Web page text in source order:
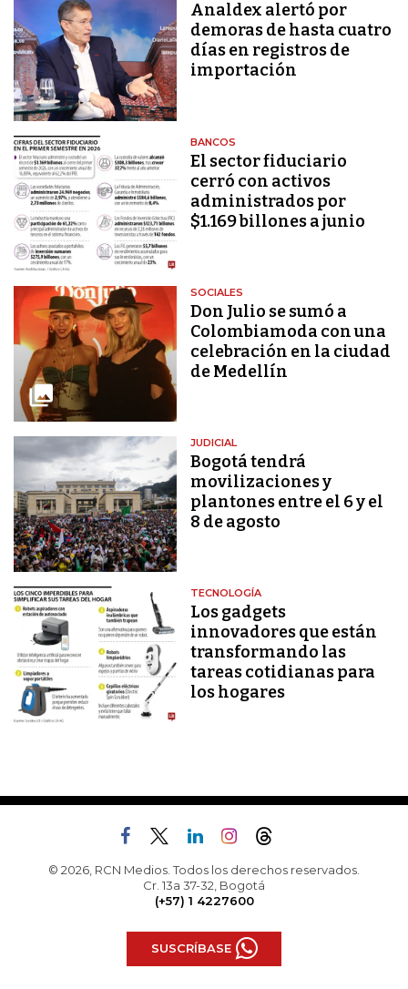
Analdex alertó por
demoras de hasta cuatro
días en registros de
importación
BANCOS
El sector fiduciario
cerró con activos
administrados por
$1.169 billones a junio
SOCIALES
Don Julio se sumó a
Colombiamoda con una
celebración en la ciudad
de Medellín
JUDICIAL
Bogotá tendrá
movilizaciones y
plantones entre el 6 y el
8 de agosto
TECNOLOGÍA
Los gadgets
innovadores que están
transformando las
tareas cotidianas para
los hogares
© 2026, RCN Medios. Todos los derechos reservados.
Cr. 13a 37-32, Bogotá
(+57) 1 4227600
SUSCRÍBASE